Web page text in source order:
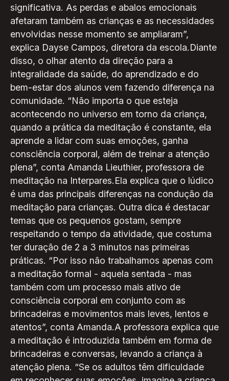
significativa. As perdas e abalos emocionais
afetaram também as crianças e as necessidades
envolvidas nesse momento se ampliaram”,
explica Dayse Campos, diretora da escola.Diante
disso, o olhar atento da direção para a
integralidade da saúde, do aprendizado e do
bem-estar dos alunos vem fazendo diferença na
comunidade. “Não importa o que esteja
acontecendo no universo em torno da criança,
quando a prática da meditação é constante, ela
aprende a lidar com suas emoções, ganha
consciência corporal, além de treinar a atenção
plena”, conta Amanda Lieuthier, professora de
meditação na Interpares.Ela explica que o lúdico
é uma das principais diferenças na condução da
meditação para crianças. Outra dica é destacar
temas que os pequenos gostam, sempre
respeitando o tempo da atividade, que costuma
ter duração de 2 a 3 minutos nas primeiras
práticas. “Por isso não trabalhamos apenas com
a meditação formal - aquela sentada - mas
também com um processo mais ativo de
consciência corporal em conjunto com as
brincadeiras e movimentos mais leves, lentos e
atentos”, conta Amanda.A professora explica que
a meditação é introduzida também em forma de
brincadeiras e conversas, levando a criança à
atenção plena. “Se os adultos têm dificuldade